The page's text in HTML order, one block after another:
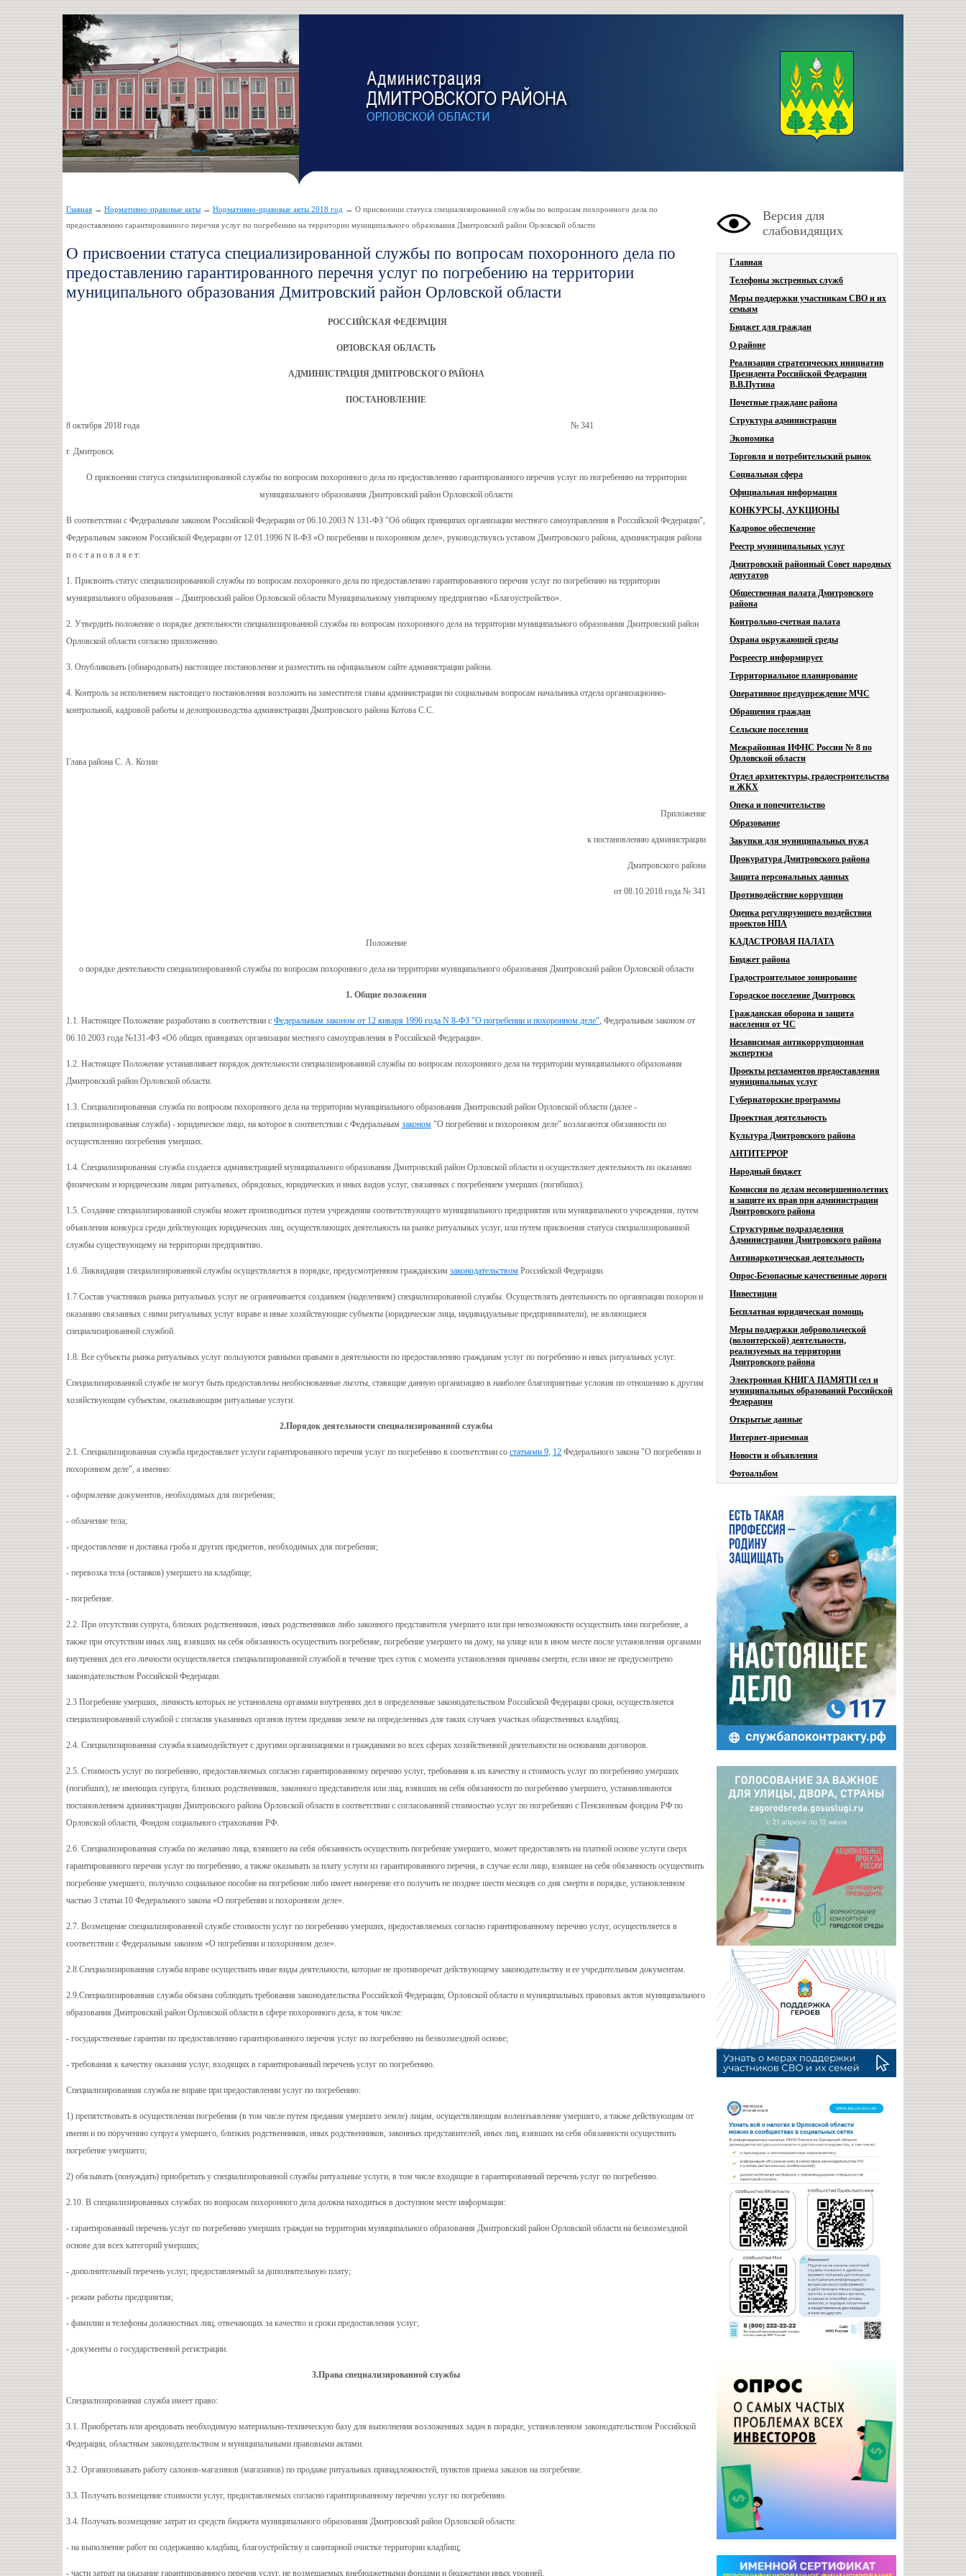
Главная → Нормативно-правовые акты → Нормативно-правовые акты 2018 год → О присвоении статуса специализированной службы по вопросам похоронного дела по
предоставлению гарантированного перечня услуг по погребению на территории муниципального образования Дмитровский район Орловской области
О присвоении статуса специализированной службы по вопросам похоронного дела по
предоставлению гарантированного перечня услуг по погребению на территории
муниципального образования Дмитровский район Орловской области
РОССИЙСКАЯ ФЕДЕРАЦИЯ
ОРЛОВСКАЯ ОБЛАСТЬ
АДМИНИСТРАЦИЯ ДМИТРОВСКОГО РАЙОНА
ПОСТАНОВЛЕНИЕ
8 октября 2018 года № 341
г. Дмитровск
О присвоении статуса специализированной службы по вопросам похоронного дела по предоставлению гарантированного перечня услуг по погребению на территории
муниципального образования Дмитровский район Орловской области
В соответствии с Федеральным законом Российской Федерации от 06.10.2003 N 131-ФЗ "Об общих принципах организации местного самоуправления в Российской Федерации",
Федеральным законом Российской Федерации от 12.01.1996 N 8-ФЗ «О погребении и похоронном деле», руководствуясь уставом Дмитровского района, администрация района
п о с т а н о в л я е т:
1. Присвоить статус специализированной службы по вопросам похоронного дела по предоставлению гарантированного перечня услуг по погребению на территории
муниципального образования – Дмитровский район Орловской области Муниципальному унитарному предприятию «Благоустройство».
2. Утвердить положение о порядке деятельности специализированной службы по вопросам похоронного дела на территории муниципального образования Дмитровский район
Орловской области согласно приложению.
3. Опубликовать (обнародовать) настоящее постановление и разместить на официальном сайте администрации района.
4. Контроль за исполнением настоящего постановления возложить на заместителя главы администрации по социальным вопросам начальника отдела организационно-
контрольной, кадровой работы и делопроизводства администрации Дмитровского района Котова С.С.
Глава района С. А. Козин
Приложение
к постановлению администрации
Дмитровского района
от 08.10.2018 года № 341
Положение
о порядке деятельности специализированной службы по вопросам похоронного дела на территории муниципального образования Дмитровский район Орловской области
1. Общие положения
1.1. Настоящее Положение разработано в соответствии с Федеральным законом от 12 января 1996 года N 8-ФЗ "О погребении и похоронном деле" , Федеральным законом от
06.10.2003 года №131-ФЗ «Об общих принципах организации местного самоуправления в Российской Федерации».
1.2. Настоящее Положение устанавливает порядок деятельности специализированной службы по вопросам похоронного дела на территории муниципального образования
Дмитровский район Орловской области.
1.3. Специализированная служба по вопросам похоронного дела на территории муниципального образования Дмитровский район Орловской области (далее -
специализированная служба) - юридическое лицо, на которое в соответствии с Федеральным законом "О погребении и похоронном деле" возлагаются обязанности по
осуществлению погребения умерших.
1.4. Специализированная служба создается администрацией муниципального образования Дмитровский район Орловской области и осуществляет деятельность по оказанию
физическим и юридическим лицам ритуальных, обрядовых, юридических и иных видов услуг, связанных с погребением умерших (погибших).
1.5. Создание специализированной службы может производиться путем учреждения соответствующего муниципального предприятия или муниципального учреждения, путем
объявления конкурса среди действующих юридических лиц, осуществляющих деятельность на рынке ритуальных услуг, или путем присвоения статуса специализированной
службы существующему на территории предприятию.
1.6. Ликвидация специализированной службы осуществляется в порядке, предусмотренном гражданским законодательством Российской Федерации.
1.7.Состав участников рынка ритуальных услуг не ограничивается созданием (наделением) специализированной службы. Осуществлять деятельность по организации похорон и
оказанию связанных с ними ритуальных услуг вправе и иные хозяйствующие субъекты (юридические лица, индивидуальные предприниматели), не являющиеся
специализированной службой.
1.8. Все субъекты рынка ритуальных услуг пользуются равными правами в деятельности по предоставлению гражданам услуг по погребению и иных ритуальных услуг.
Специализированной службе не могут быть предоставлены необоснованные льготы, ставящие данную организацию в наиболее благоприятные условия по отношению к другим
хозяйствующим субъектам, оказывающим ритуальные услуги.
2.Порядок деятельности специализированной службы
2.1. Специализированная служба предоставляет услуги гарантированного перечня услуг по погребению в соответствии со статьями 9 12 Федерального закона "О погребении и
похоронном деле", а именно:
- оформление документов, необходимых для погребения;
- облачение тела;
- предоставление и доставка гроба и других предметов, необходимых для погребения;
- перевозка тела (останков) умершего на кладбище;
- погребение.
2.2. При отсутствии супруга, близких родственников, иных родственников либо законного представителя умершего или при невозможности осуществить ими погребение, а
также при отсутствии иных лиц, взявших на себя обязанность осуществить погребение, погребение умершего на дому, на улице или в ином месте после установления органами
внутренних дел его личности осуществляется специализированной службой в течение трех суток с момента установления причины смерти, если иное не предусмотрено
законодательством Российской Федерации.
2.3 Погребение умерших, личность которых не установлена органами внутренних дел в определенные законодательством Российской Федерации сроки, осуществляется
специализированной службой с согласия указанных органов путем предания земле на определенных для таких случаев участках общественных кладбищ.
2.4. Специализированная служба взаимодействует с другими организациями и гражданами во всех сферах хозяйственной деятельности на основании договоров.
2.5. Стоимость услуг по погребению, предоставляемых согласно гарантированному перечню услуг, требования к их качеству и стоимость услуг по погребению умерших
(погибших), не имеющих супруга, близких родственников, законного представителя или лиц, взявших на себя обязанности по погребению умершего, устанавливаются
постановлением администрации Дмитровского района Орловской области в соответствии с согласованной стоимостью услуг по погребению с Пенсионным фондом РФ по
Орловской области, Фондом социального страхования РФ.
2.6. Специализированная служба по желанию лица, взявшего на себя обязанность осуществить погребение умершего, может предоставлять на платной основе услуги сверх
гарантированного перечня услуг по погребению, а также оказывать за плату услуги из гарантированного перечня, в случае если лицо, взявшее на себя обязанность осуществить
погребение умершего, получило социальное пособие на погребение либо имеет намерение его получить не позднее шести месяцев со дня смерти в порядке, установленном
частью 3 статьи 10 Федерального закона «О погребении и похоронном деле».
2.7. Возмещение специализированной службе стоимости услуг по погребению умерших, предоставляемых согласно гарантированному перечню услуг, осуществляется в
соответствии с Федеральным законом «О погребении и похоронном деле».
2.8.Специализированная служба вправе осуществить иные виды деятельности, которые не противоречат действующему законодательству и ее учредительным документам.
2.9.Специализированная служба обязана соблюдать требования законодательства Российской Федерации, Орловской области и муниципальных правовых актов муниципального
образования Дмитровский район Орловской области в сфере похоронного дела, в том числе:
- государственные гарантии по предоставлению гарантированного перечня услуг по погребению на безвозмездной основе;
- требования к качеству оказания услуг, входящих в гарантированный перечень услуг по погребению.
Специализированная служба не вправе при предоставлении услуг по погребению:
1) препятствовать в осуществлении погребения (в том числе путем предания умершего земле) лицам, осуществляющим волеизъявление умершего, а также действующим от
имени и по поручению супруга умершего, близких родственников, иных родственников, законных представителей, иных лиц, взявших на себя обязанности осуществить
погребение умершего;
2) обязывать (понуждать) приобретать у специализированной службы ритуальные услуги, в том числе входящие в гарантированный перечень услуг по погребению.
2.10. В специализированных службах по вопросам похоронного дела должна находиться в доступном месте информация:
- гарантированный перечень услуг по погребению умерших граждан на территории муниципального образования Дмитровский район Орловской области на безвозмездной
основе для всех категорий умерших;
- дополнительный перечень услуг, предоставляемый за дополнительную плату;
- режим работы предприятия;
- фамилии и телефоны должностных лиц, отвечающих за качество и сроки предоставления услуг;
- документы о государственной регистрации.
3.Права специализированной службы
Специализированная служба имеет право:
3.1. Приобретать или арендовать необходимую материально-техническую базу для выполнения возложенных задач в порядке, установленном законодательством Российской
Федерации, областным законодательством и муниципальными правовыми актами.
3.2. Организовывать работу салонов-магазинов (магазинов) по продаже ритуальных принадлежностей, пунктов приема заказов на погребение.
3.3. Получать возмещение стоимости услуг, предоставляемых согласно гарантированному перечню услуг по погребению.
3.4. Получать возмещение затрат из средств бюджета муниципального образования Дмитровский район Орловской области:
- на выполнение работ по содержанию кладбищ, благоустройству и санитарной очистке территории кладбищ;
- части затрат на оказание гарантированного перечня услуг, не возмещаемых внебюджетными фондами и бюджетами иных уровней.
Версия для
слабовидящих
Главная
Телефоны экстренных служб
Меры поддержки участникам СВО и их
семьям
Бюджет для граждан
О районе
Реализация стратегических инициатив
Президента Российской Федерации
В.В.Путина
Почетные граждане района
Структура администрации
Экономика
Торговля и потребительский рынок
Социальная сфера
Официальная информация
КОНКУРСЫ, АУКЦИОНЫ
Кадровое обеспечение
Реестр муниципальных услуг
Дмитровский районный Совет народных
депутатов
Общественная палата Дмитровского
района
Контрольно-счетная палата
Охрана окружающей среды
Росреестр информирует
Территориальное планирование
Оперативное предупреждение МЧС
Обращения граждан
Сельские поселения
Межрайонная ИФНС России № 8 по
Орловской области
Отдел архитектуры, градостроительства
и ЖКХ
Опека и попечительство
Образование
Закупки для муниципальных нужд
Прокуратура Дмитровского района
Защита персональных данных
Противодействие коррупции
Оценка регулирующего воздействия
проектов НПА
КАДАСТРОВАЯ ПАЛАТА
Бюджет района
Градостроительное зонирование
Городское поселение Дмитровск
Гражданская оборона и защита
населения от ЧС
Независимая антикоррупционная
экспертиза
Проекты регламентов предоставления
муниципальных услуг
Губернаторские программы
Проектная деятельность
Культура Дмитровского района
АНТИТЕРРОР
Народный бюджет
Комиссия по делам несовершеннолетних
и защите их прав при администрации
Дмитровского района
Структурные подразделения
Администрации Дмитровского района
Антинаркотическая деятельность
Опрос-Безопасные качественные дороги
Инвестиции
Бесплатная юридическая помощь
Меры поддержки добровольческой
(волонтерской) деятельности,
реализуемых на территории
Дмитровского района
Электронная КНИГА ПАМЯТИ сел и
муниципальных образований Российской
Федерации
Открытые данные
Интернет-приемная
Новости и объявления
Фотоальбом